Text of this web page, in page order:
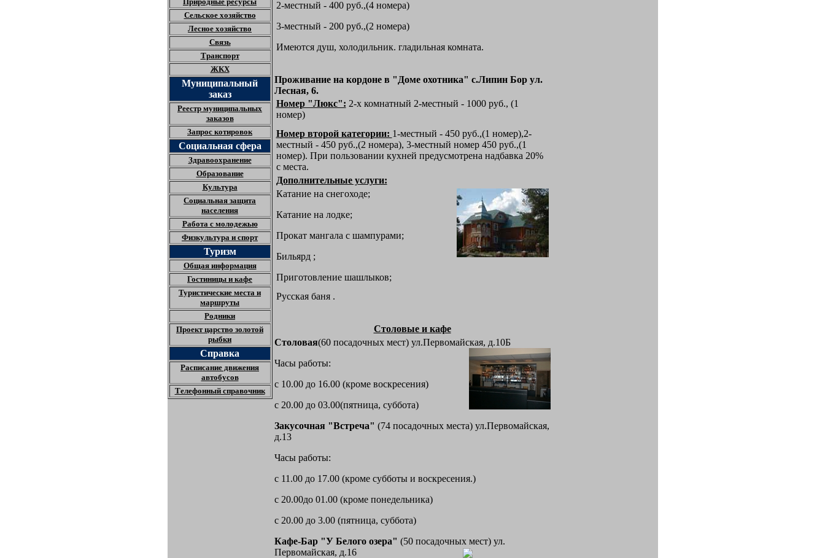
Сельское хозяйство
Лесное хозяйство
Связь
Транспорт
ЖКХ
Муниципальный
заказ
Реестр муниципальных
заказов
Запрос котировок
Социальная сфера
Здравоохранение
Образование
Культура
Социальная защита
населения
Работа с молодежью
Физкультура и спорт
Туризм
Общая информация
Гостиницы и кафе
Туристические места и
маршруты
Родники
Проект царство золотой
рыбки
Справка
Расписание движения
автобусов
Телефонный справочник
2-местный - 400 руб.,(4 номера)
3-местный - 200 руб.,(2 номера)
Имеются душ, холодильник. гладильная комната.
Проживание на кордоне в "Доме охотника" с.Липин Бор ул.
Лесная, 6.
Номер "Люкс": 2-х комнатный 2-местный - 1000 руб., (1
номер)
Номер второй категории: 1-местный - 450 руб.,(1 номер),2-
местный - 450 руб.,(2 номера), 3-местный номер 450 руб.,(1
номер). При пользовании кухней предусмотрена надбавка 20%
с места.
Дополнительные услуги:
Катание на снегоходе;
Катание на лодке;
Прокат мангала с шампурами;
Бильярд ;
Приготовление шашлыков;
Русская баня .
Столовые и кафе
Столовая(60 посадочных мест) ул.Первомайская, д.10Б
Часы работы:
с 10.00 до 16.00 (кроме воскресения)
с 20.00 до 03.00(пятница, суббота)
Закусочная "Встреча" (74 посадочных места) ул.Первомайская,
д.13
Часы работы:
с 11.00 до 17.00 (кроме субботы и воскресения.)
с 20.00до 01.00 (кроме понедельника)
с 20.00 до 3.00 (пятница, суббота)
Кафе-Бар "У Белого озера" (50 посадочных мест) ул.
Первомайская, д.16